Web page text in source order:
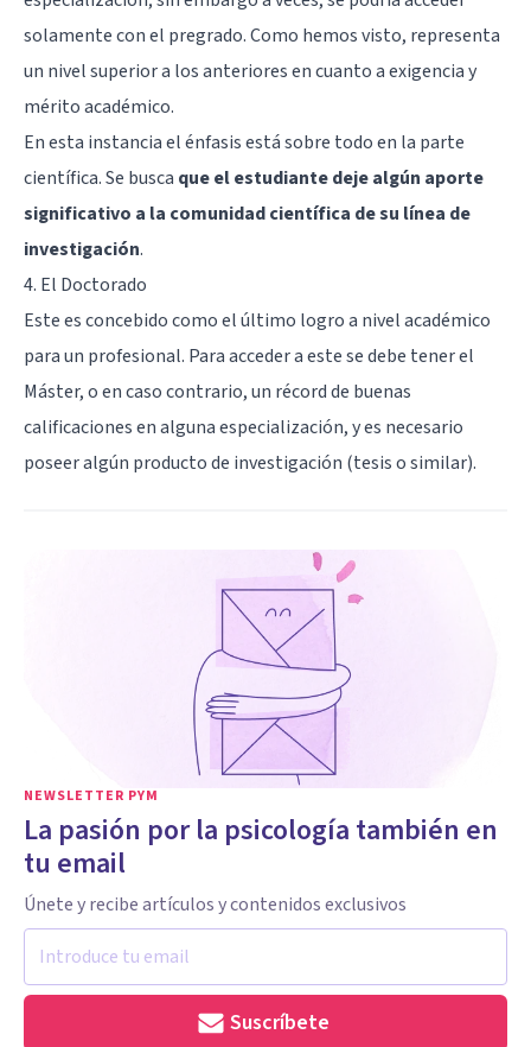
solamente con el pregrado. Como hemos visto, representa
un nivel superior a los anteriores en cuanto a exigencia y
mérito académico.
En esta instancia el énfasis está sobre todo en la parte
científica. Se busca que el estudiante deje algún aporte
significativo a la comunidad científica de su línea de
investigación.
4. El Doctorado
Este es concebido como el último logro a nivel académico
para un profesional. Para acceder a este se debe tener el
Máster, o en caso contrario, un récord de buenas
calificaciones en alguna especialización, y es necesario
poseer algún producto de investigación (tesis o similar).
NEWSLETTER PYM
La pasión por la psicología también en
tu email
Únete y recibe artículos y contenidos exclusivos
Suscríbete